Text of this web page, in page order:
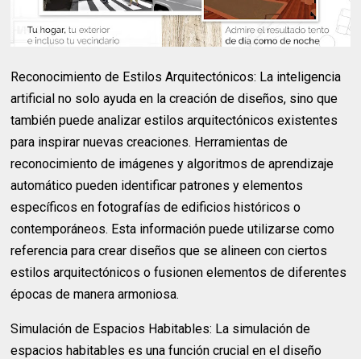
Reconocimiento de Estilos Arquitectónicos: La inteligencia
artificial no solo ayuda en la creación de diseños, sino que
también puede analizar estilos arquitectónicos existentes
para inspirar nuevas creaciones. Herramientas de
reconocimiento de imágenes y algoritmos de aprendizaje
automático pueden identificar patrones y elementos
específicos en fotografías de edificios históricos o
contemporáneos. Esta información puede utilizarse como
referencia para crear diseños que se alineen con ciertos
estilos arquitectónicos o fusionen elementos de diferentes
épocas de manera armoniosa.
Simulación de Espacios Habitables: La simulación de
espacios habitables es una función crucial en el diseño